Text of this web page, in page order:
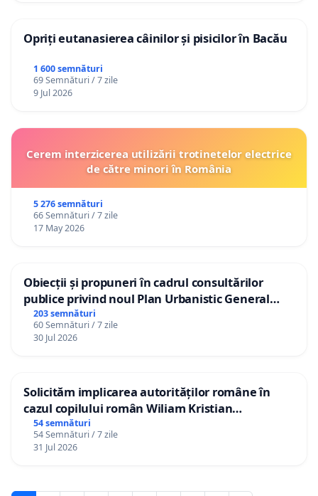
Opriți eutanasierea câinilor și pisicilor în Bacău
1 600 semnături
69 Semnături / 7 zile
9 Jul 2026
Cerem interzicerea utilizării trotinetelor electrice
de către minori în România
5 276 semnături
66 Semnături / 7 zile
17 May 2026
Obiecții și propuneri în cadrul consultărilor
publice privind noul Plan Urbanistic General
(PUG) Ialoveni
203 semnături
60 Semnături / 7 zile
30 Jul 2026
Solicităm implicarea autorităților române în
cazul copilului român Wiliam Kristian
Gheorghe, aflat în plasament în Danemarca de
12 ani
54 semnături
54 Semnături / 7 zile
31 Jul 2026